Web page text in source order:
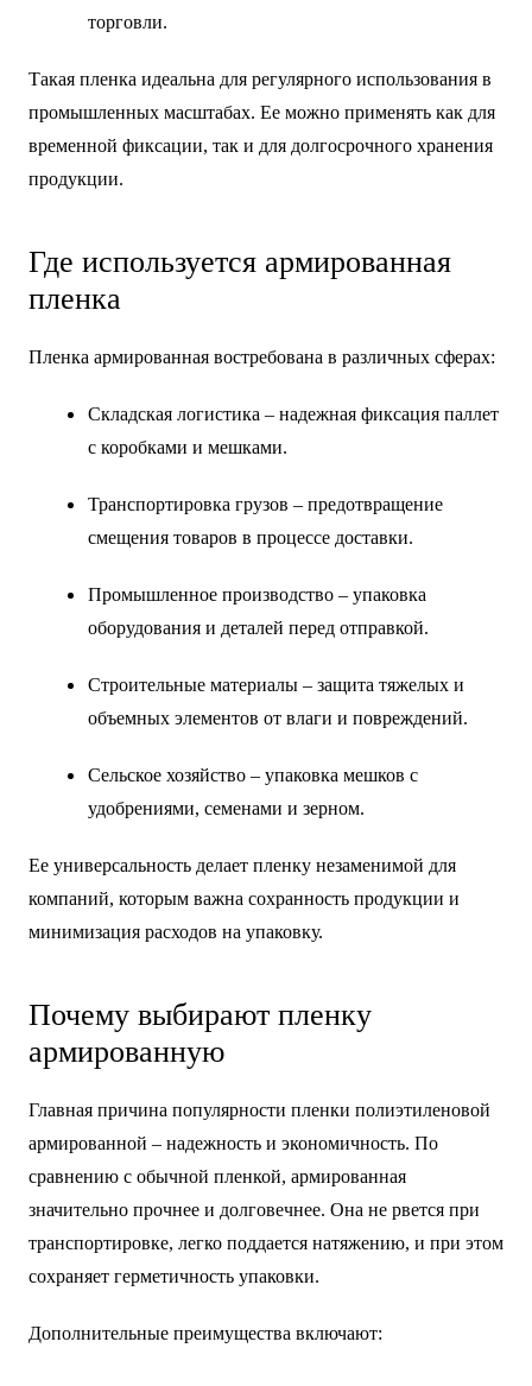
торговли.
Такая пленка идеальна для регулярного использования в
промышленных масштабах. Ее можно применять как для
временной фиксации, так и для долгосрочного хранения
продукции.
Где используется армированная
пленка
Пленка армированная востребована в различных сферах:
Складская логистика – надежная фиксация паллет
с коробками и мешками.
Транспортировка грузов – предотвращение
смещения товаров в процессе доставки.
Промышленное производство – упаковка
оборудования и деталей перед отправкой.
Строительные материалы – защита тяжелых и
объемных элементов от влаги и повреждений.
Сельское хозяйство – упаковка мешков с
удобрениями, семенами и зерном.
Ее универсальность делает пленку незаменимой для
компаний, которым важна сохранность продукции и
минимизация расходов на упаковку.
Почему выбирают пленку
армированную
Главная причина популярности пленки полиэтиленовой
армированной – надежность и экономичность. По
сравнению с обычной пленкой, армированная
значительно прочнее и долговечнее. Она не рвется при
транспортировке, легко поддается натяжению, и при этом
сохраняет герметичность упаковки.
Дополнительные преимущества включают: